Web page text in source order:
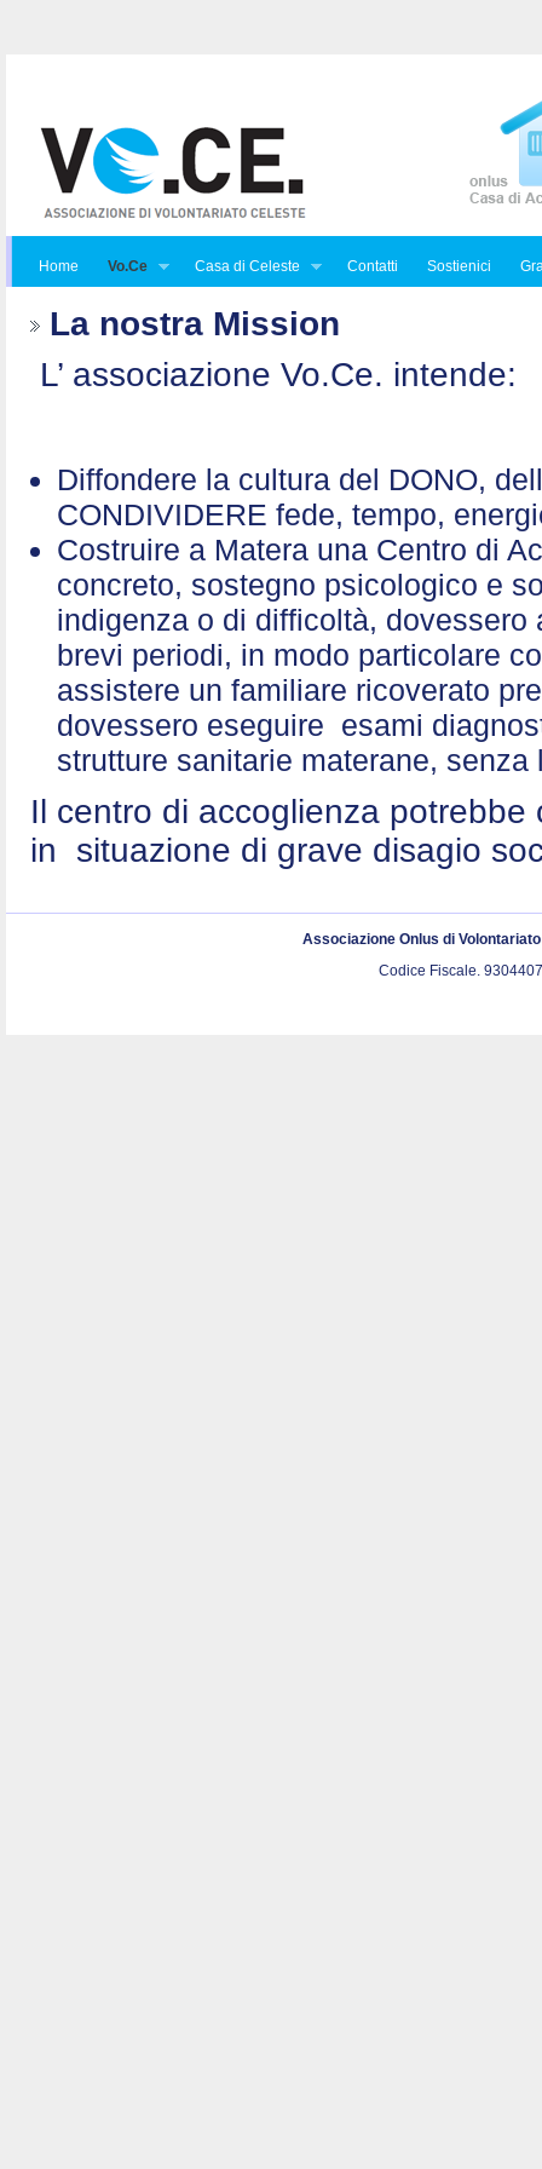
Home Vo.Ce Casa di Celeste Contatti Sostienici
La nostra Mission
L’ associazione Vo.Ce. intende:
Diffondere la cultura del DONO,
CONDIVIDERE fede, tempo,
Costruire a Matera una Centro di
concreto, sostegno psicologico e
indigenza o di difficoltà,
brevi periodi, in modo particolare
assistere un familiare ricoverato
dovessero eseguire esami
strutture sanitarie materane,
Il centro di accoglienza
in situazione di grave disagio
Associazione Onlus di
Codice Fiscale.